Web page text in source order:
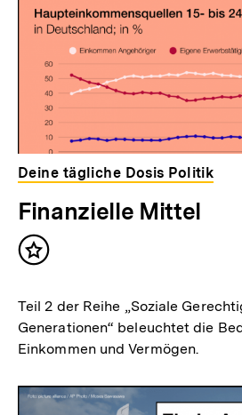
Deine tägliche Dosis Politik
Finanzielle Mittel
Inhalt
Teil 2 der Reihe „Soziale
Generationen“ beleuchtet die
Einkommen und Vermögen.